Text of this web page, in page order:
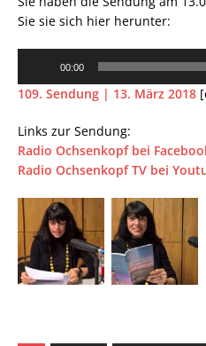
Sie sie sich hier herunter:
00:00
109. Sendung | 13. März 2018
Links zur Sendung:
Radio Ochsenkopf bei
Radio Ochsenkopf TV bei